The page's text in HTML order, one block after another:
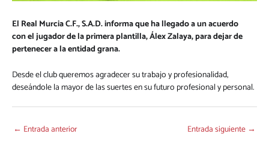
El Real Murcia C.F., S.A.D. informa que ha llegado a un acuerdo
con el jugador de la primera plantilla, Álex Zalaya, para dejar de
pertenecer a la entidad grana.
Desde el club queremos agradecer su trabajo y profesionalidad,
deseándole la mayor de las suertes en su futuro profesional y personal.
← Entrada anterior Entrada siguiente →